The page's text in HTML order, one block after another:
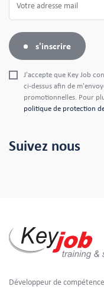
s'inscrire
J'accepte que Key Job
ci-dessus afin de
promotionnelles. Pour
politique de protection
Suivez nous
Développeur de